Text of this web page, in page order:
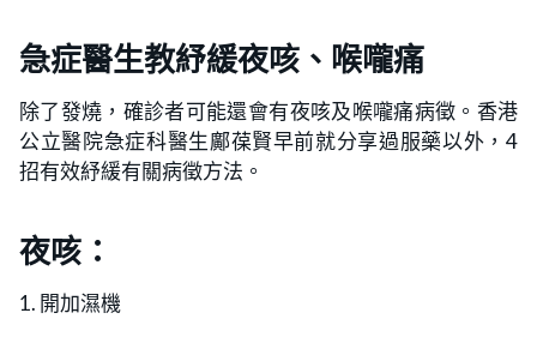
急症醫生教紓緩夜咳、喉嚨痛
除了發燒，確診者可能還會有夜咳及喉嚨痛病徵。香港
公立醫院急症科醫生鄺葆賢早前就分享過服藥以外，4
招有效紓緩有關病徵方法。
夜咳：
1. 開加濕機